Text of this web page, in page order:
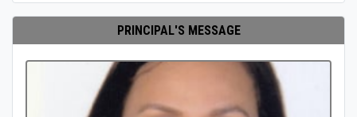
PRINCIPAL'S MESSAGE